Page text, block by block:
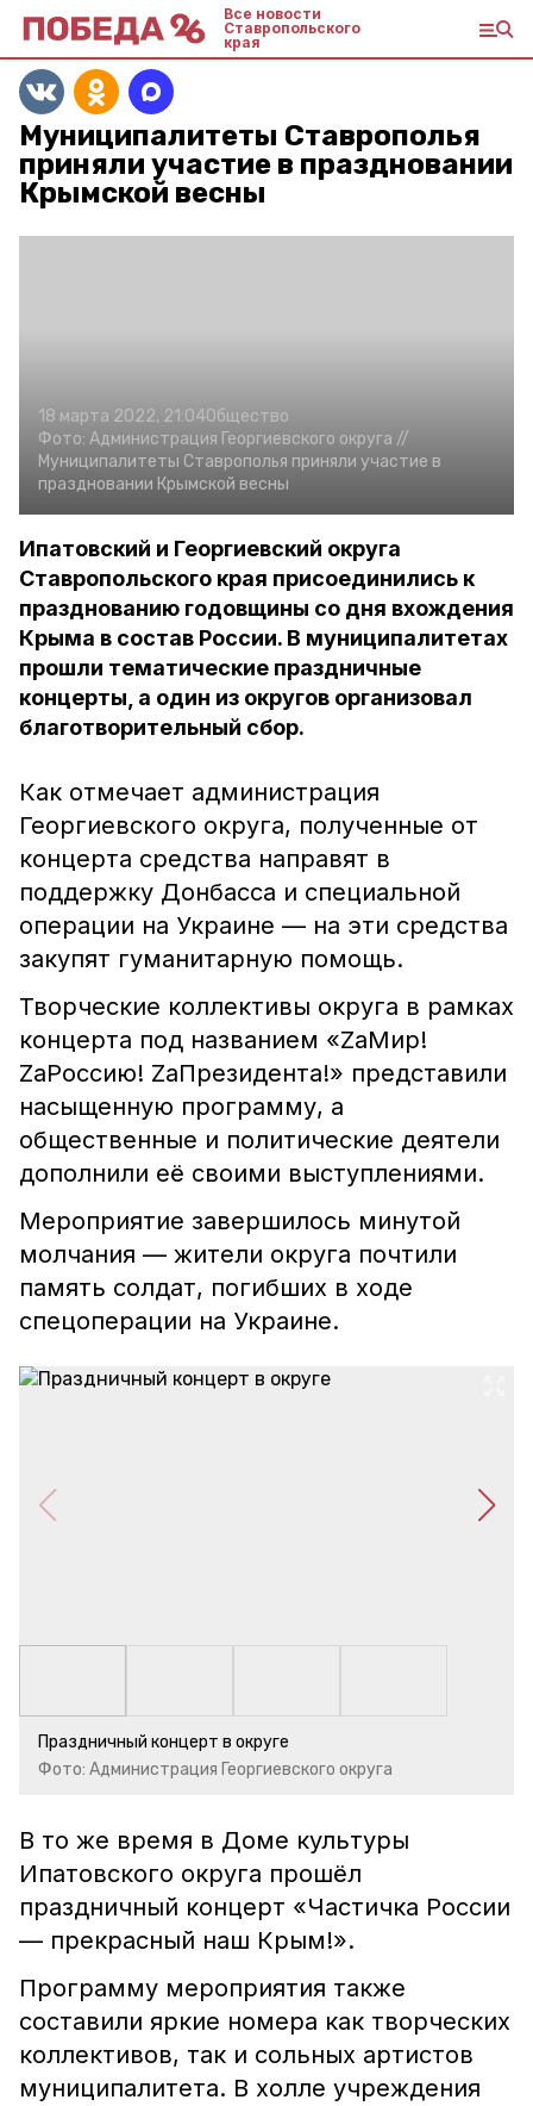
Все новости
Ставропольского
края
Муниципалитеты Ставрополья
приняли участие в праздновании
Крымской весны
18 марта 2022, 21:04Общество
Фото: Администрация Георгиевского округа //
Муниципалитеты Ставрополья приняли участие в
праздновании Крымской весны
Ипатовский и Георгиевский округа
Ставропольского края присоединились к
празднованию годовщины со дня вхождения
Крыма в состав России. В муниципалитетах
прошли тематические праздничные
концерты, а один из округов организовал
благотворительный сбор.
Как отмечает администрация
Георгиевского округа, полученные от
концерта средства направят в
поддержку Донбасса и специальной
операции на Украине — на эти средства
закупят гуманитарную помощь.
Творческие коллективы округа в рамках
концерта под названием «ZаМир!
ZаРоссию! ZаПрезидента!» представили
насыщенную программу, а
общественные и политические деятели
дополнили её своими выступлениями.
Мероприятие завершилось минутой
молчания — жители округа почтили
память солдат, погибших в ходе
спецоперации на Украине.
Праздничный концерт в округе
Фото: Администрация Георгиевского округа
В то же время в Доме культуры
Ипатовского округа прошёл
праздничный концерт «Частичка России
— прекрасный наш Крым!».
Программу мероприятия также
составили яркие номера как творческих
коллективов, так и сольных артистов
муниципалитета. В холле учреждения